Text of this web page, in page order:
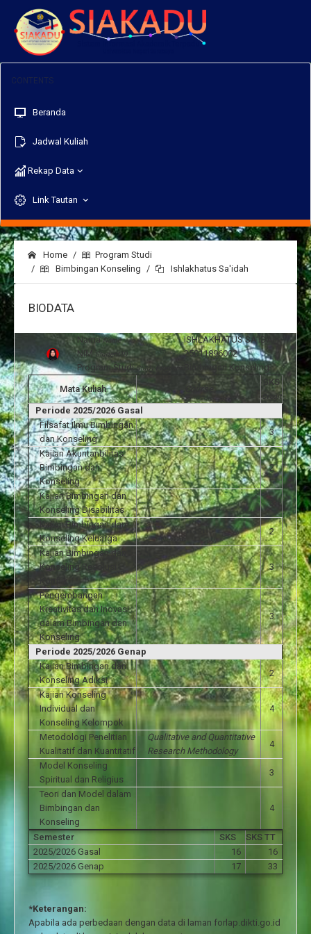
Beranda
Jadwal Kuliah
Rekap Data
Link Tautan
Home
Program Studi
Bimbingan Konseling
Ishlakhatus Sa'idah
BIODATA
NamaName :ISHLAKHATUS SA'IDAH
NIMStudent ID :25011896002
Program StudiStudy Program Bimbingan Konseling
Mata Kuliah Course
SKS
Credit
Periode 2025/2026 Gasal
Filsafat Ilmu Bimbingan
dan Konseling
3
Kajian Akuntanbilitas
Bimbingan dan
Konseling
2
Kajian Bimbingan dan
Konseling Disabilitas
3
Kajian Bimbingan dan
Konseling Keluarga
2
Kajian Bimbingan dan
Konseling Resolusi
Konflik
3
Pengembangan
Kreativitas dan Inovasi
dalam Bimbingan dan
Konseling
3
Periode 2025/2026 Genap
Kajian Bimbingan dan
Konseling Adiksi
2
Kajian Konseling
Individual dan
Konseling Kelompok
4
Metodologi Penelitian
Kualitatif dan Kuantitatif
Qualitative and Quantitative
Research Methodology
4
Model Konseling
Spiritual dan Religius
3
Teori dan Model dalam
Bimbingan dan
Konseling
4
Semester SKS
SKS TT
2025/2026 Gasal
16
16
2025/2026 Genap
17 33
*Keterangan:
Apabila ada perbedaan dengan data di laman forlap.dikti.go.id